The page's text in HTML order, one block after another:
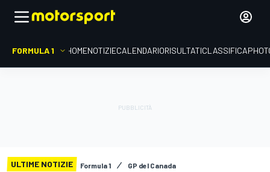
FORMULA 1 HOMENOTIZIECALENDARIORISULTATICLASSIFICA
ULTIME NOTIZIE Formula 1 GP del Canada